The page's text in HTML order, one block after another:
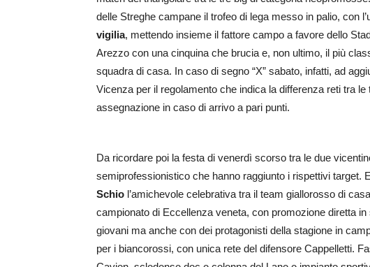
delle Streghe campane il trofeo di lega messo in palio, con
vigilia, mettendo insieme il fattore campo a favore dello
Arezzo con una cinquina che brucia e, non ultimo, il più
squadra di casa. In caso di segno “X” sabato, infatti, ad
Vicenza per il regolamento che indica la differenza reti tra
assegnazione in caso di arrivo a pari punti.
Da ricordare poi la festa di venerdì scorso tra le due
semiprofessionistico che hanno raggiunto i rispettivi target.
Schio l’amichevole celebrativa tra il team giallorosso di
campionato di Eccellenza veneta, con promozione diretta
giovani ma anche con dei protagonisti della stagione in
per i biancorossi, con unica rete del difensore Cappelletti.